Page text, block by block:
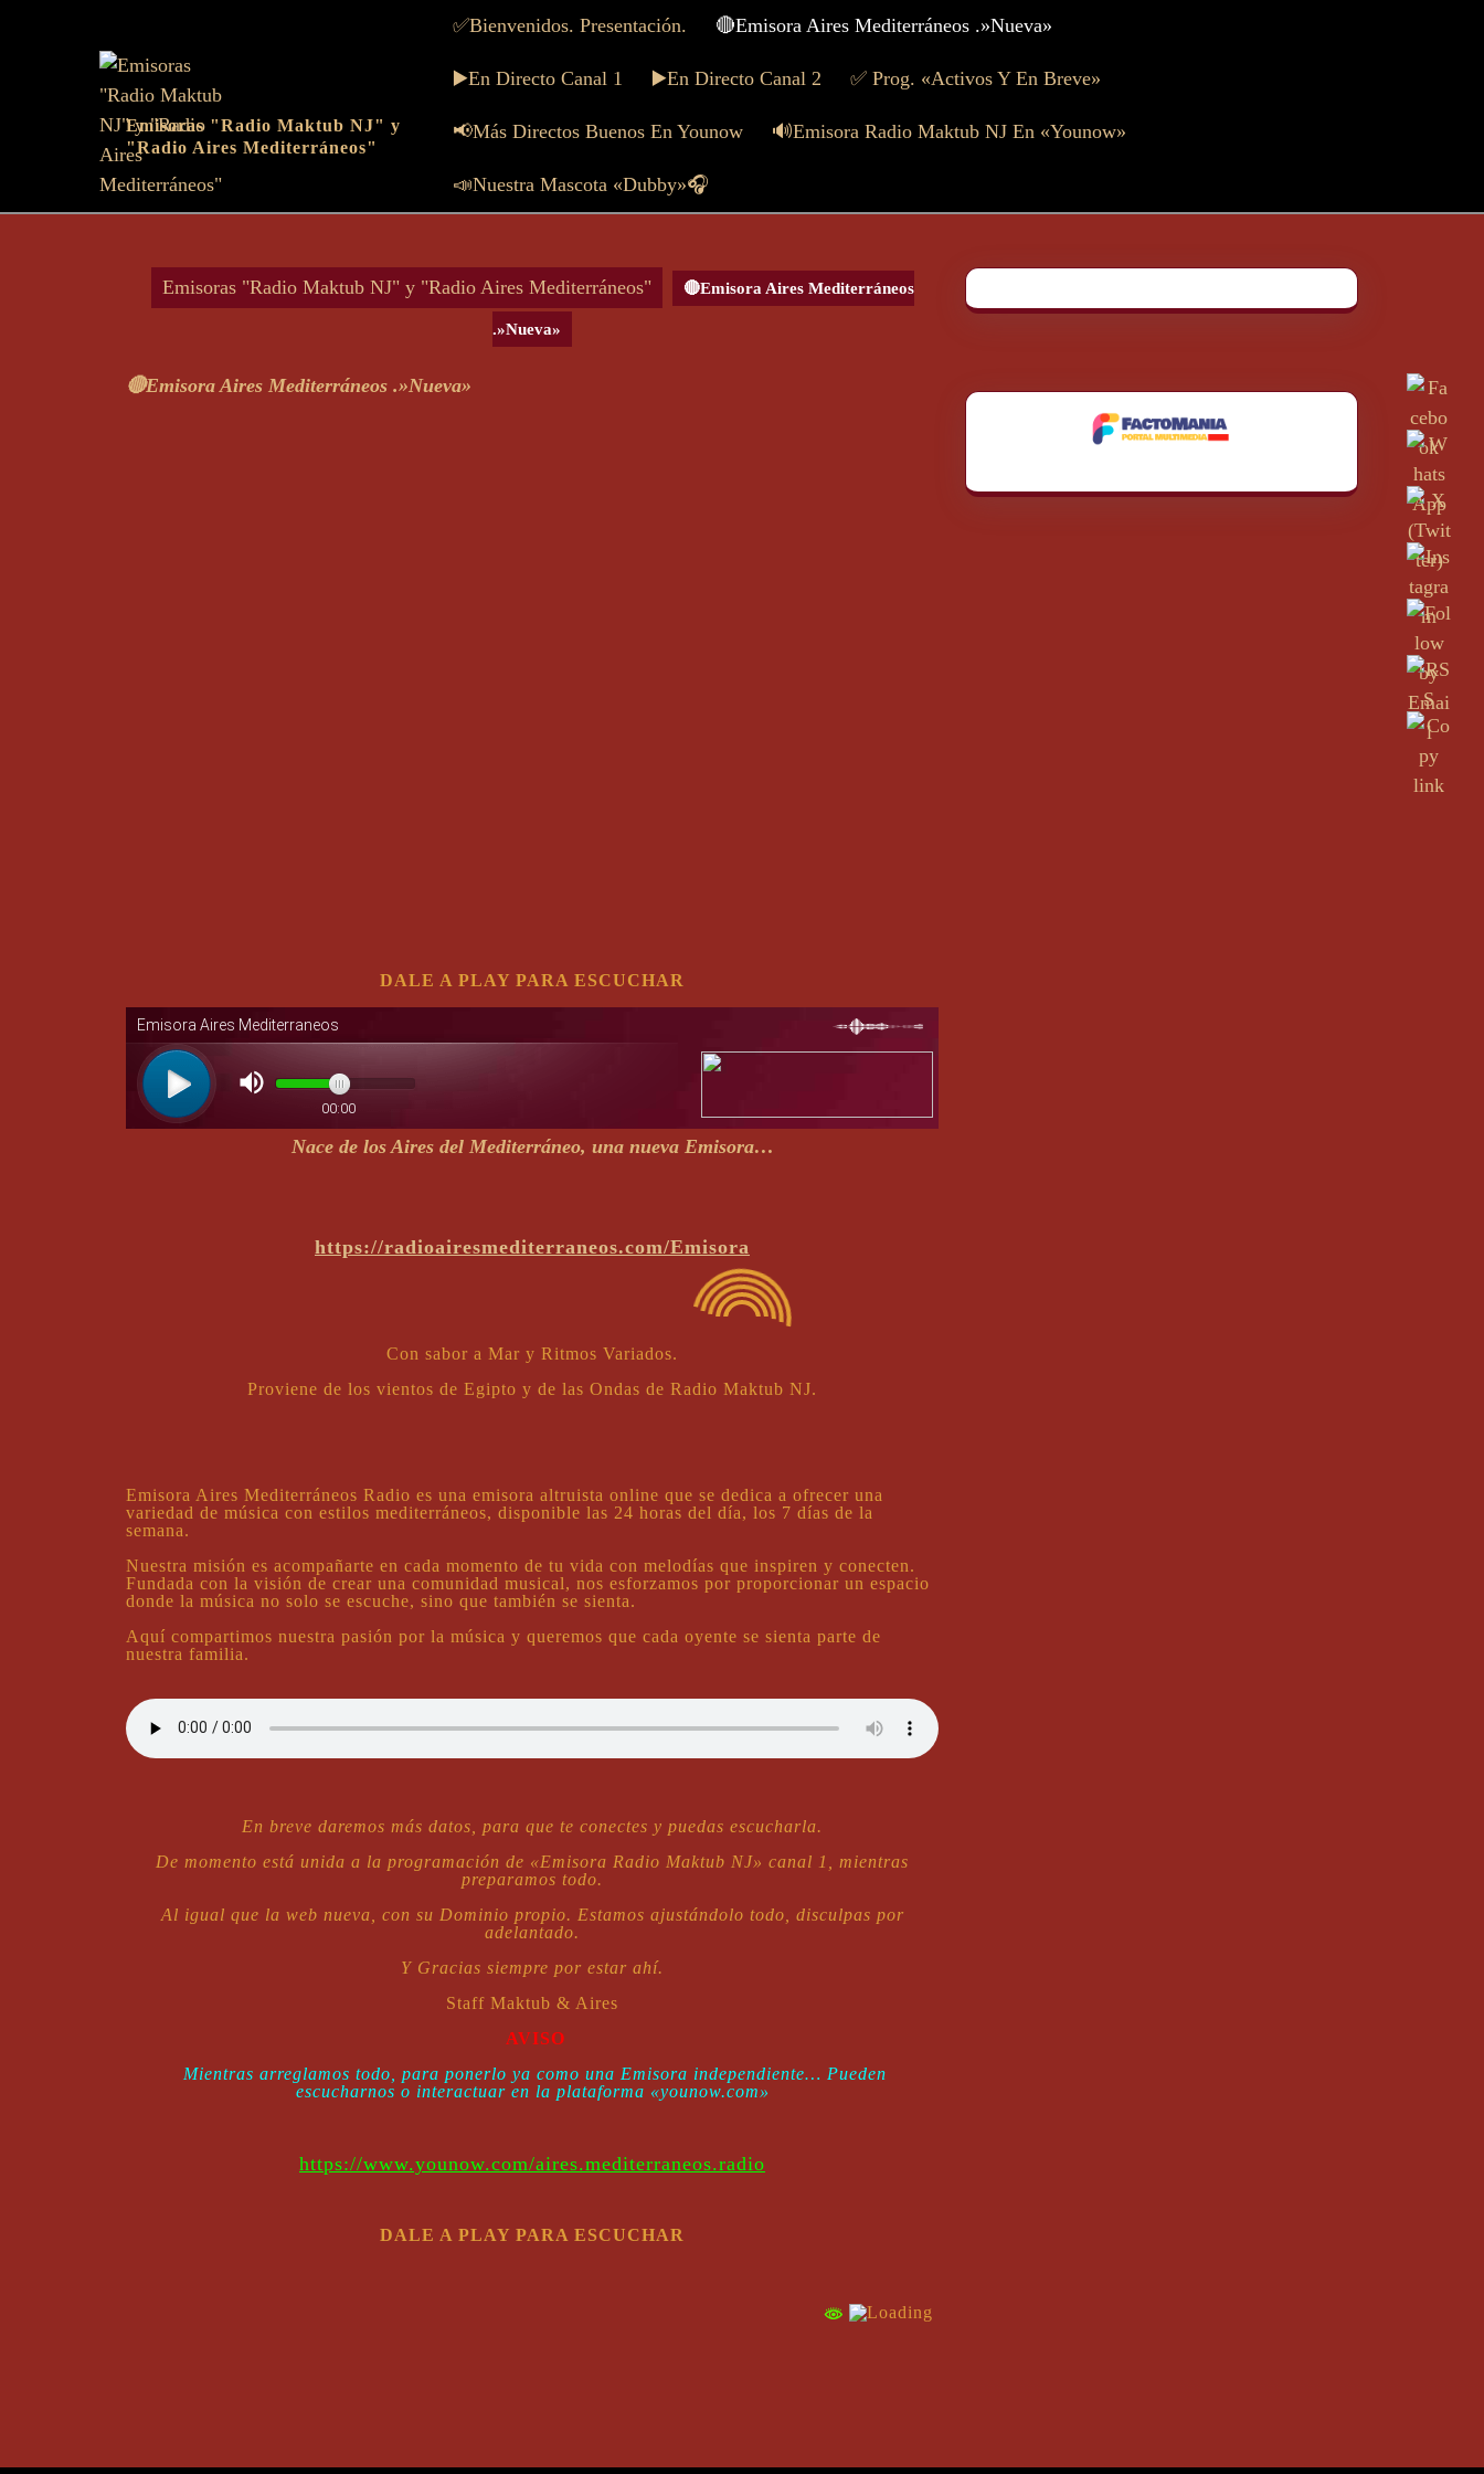
Emisoras "Radio Maktub NJ" y
"Radio Aires Mediterráneos"
✅Bienvenidos. Presentación. 🔴Emisora Aires Mediterráneos .»Nueva»
▶️En Directo Canal 1 ▶️En Directo Canal 2 ✅ Prog. «Activos Y En Breve»
📢Más Directos Buenos En Younow 🔊Emisora Radio Maktub NJ En «Younow»
📣Nuestra Mascota «Dubby»🎧
Emisoras "Radio Maktub NJ" y "Radio Aires Mediterráneos" 🔴Emisora Aires Mediterráneos
.»Nueva»
🔴Emisora Aires Mediterráneos .»Nueva»
DALE A PLAY PARA ESCUCHAR
Nace de los Aires del Mediterráneo, una nueva Emisora…
https://radioairesmediterraneos.com/Emisora
Con sabor a Mar y Ritmos Variados.
Proviene de los vientos de Egipto y de las Ondas de Radio Maktub NJ.
Emisora Aires Mediterráneos Radio es una emisora altruista online que se dedica a ofrecer una
variedad de música con estilos mediterráneos, disponible las 24 horas del día, los 7 días de la
semana.
Nuestra misión es acompañarte en cada momento de tu vida con melodías que inspiren y conecten.
Fundada con la visión de crear una comunidad musical, nos esforzamos por proporcionar un espacio
donde la música no solo se escuche, sino que también se sienta.
Aquí compartimos nuestra pasión por la música y queremos que cada oyente se sienta parte de
nuestra familia.
En breve daremos más datos, para que te conectes y puedas escucharla.
De momento está unida a la programación de «Emisora Radio Maktub NJ» canal 1, mientras
preparamos todo.
Al igual que la web nueva, con su Dominio propio. Estamos ajustándolo todo, disculpas por
adelantado.
Y Gracias siempre por estar ahí.
Staff Maktub & Aires
AVISO
Mientras arreglamos todo, para ponerlo ya como una Emisora independiente… Pueden
escucharnos o interactuar en la plataforma «younow.com»
https://www.younow.com/aires.mediterraneos.radio
DALE A PLAY PARA ESCUCHAR